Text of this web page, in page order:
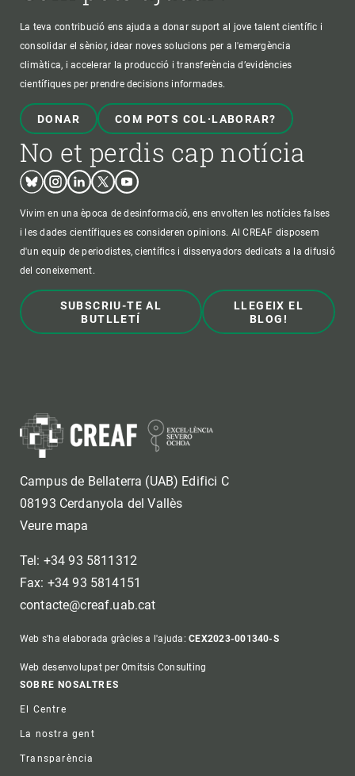
La teva contribució ens ajuda a donar suport al jove talent científic i
consolidar el sènior, idear noves solucions per a l'emergència
climàtica, i accelerar la producció i transferència d’evidències
científiques per prendre decisions informades.
DONAR COM POTS COL·LABORAR?
No et perdis cap notícia
BlueskyInstagram
LinkedinTwitterYoutube
Vivim en una època de desinformació, ens envolten les notícies falses
i les dades científiques es consideren opinions. Al CREAF disposem
d'un equip de periodistes, científics i dissenyadors dedicats a la difusió
del coneixement.
SUBSCRIU-TE AL
BUTLLETÍ
LLEGEIX EL
BLOG!
Campus de Bellaterra (UAB) Edifici C
08193 Cerdanyola del Vallès
Veure mapa
Tel: +34 93 5811312
Fax: +34 93 5814151
contacte@creaf.uab.cat
Web s'ha elaborada gràcies a l'ajuda:CEX2023-001340-S
Web desenvolupat per Omitsis Consulting
Footer
SOBRE NOSALTRES
El Centre
La nostra gent
Transparència